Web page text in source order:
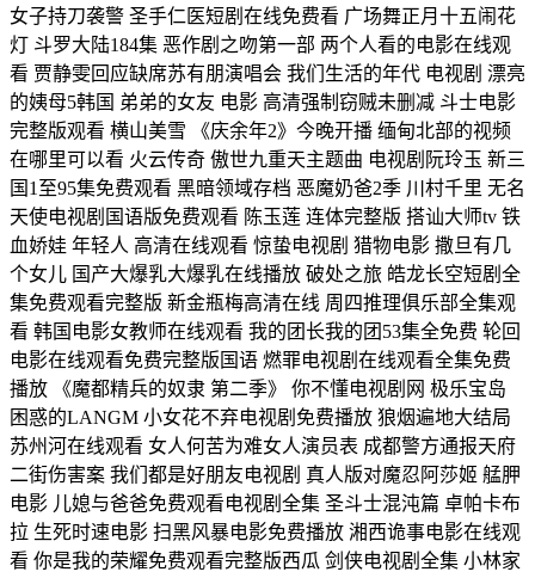
女子持刀袭警 圣手仁医短剧在线免费看 广场舞正月十五闹花
灯 斗罗大陆184集 恶作剧之吻第一部 两个人看的电影在线观
看 贾静雯回应缺席苏有朋演唱会 我们生活的年代 电视剧 漂亮
的姨母5韩国 弟弟的女友 电影 高清强制窃贼未删减 斗士电影
完整版观看 横山美雪 《庆余年2》今晚开播 缅甸北部的视频
在哪里可以看 火云传奇 傲世九重天主题曲 电视剧阮玲玉 新三
国1至95集免费观看 黑暗领域存档 恶魔奶爸2季 川村千里 无名
天使电视剧国语版免费观看 陈玉莲 连体完整版 搭讪大师tv 铁
血娇娃 年轻人 高清在线观看 惊蛰电视剧 猎物电影 撒旦有几
个女儿 国产大爆乳大爆乳在线播放 破处之旅 皓龙长空短剧全
集免费观看完整版 新金瓶梅高清在线 周四推理俱乐部全集观
看 韩国电影女教师在线观看 我的团长我的团53集全免费 轮回
电影在线观看免费完整版国语 燃罪电视剧在线观看全集免费
播放 《魔都精兵的奴隶 第二季》 你不懂电视剧网 极乐宝岛
困惑的LANGM 小女花不弃电视剧免费播放 狼烟遍地大结局
苏州河在线观看 女人何苦为难女人演员表 成都警方通报天府
二街伤害案 我们都是好朋友电视剧 真人版对魔忍阿莎姬 艋胛
电影 儿媳与爸爸免费观看电视剧全集 圣斗士混沌篇 卓帕卡布
拉 生死时速电影 扫黑风暴电影免费播放 湘西诡事电影在线观
看 你是我的荣耀免费观看完整版西瓜 剑侠电视剧全集 小林家